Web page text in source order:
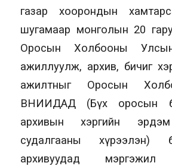
газар хоорондын
шугамаар монголын 20
Оросын Холбооны
ажиллуулж, архив, бичиг
ажилтныг Оросын
ВНИИДАД (Бүх оросын
архивын хэргийн
судалгааны хүрээлэн)
архивуудад мэргэжил